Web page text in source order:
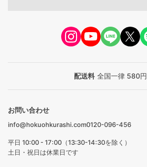
配送料 全国一律 580円
お問い合わせ
info@hokuohkurashi.com0120-096-456
平日 10:00 - 17:00（13:30-14:30を除く）
土日・祝日は休業日です